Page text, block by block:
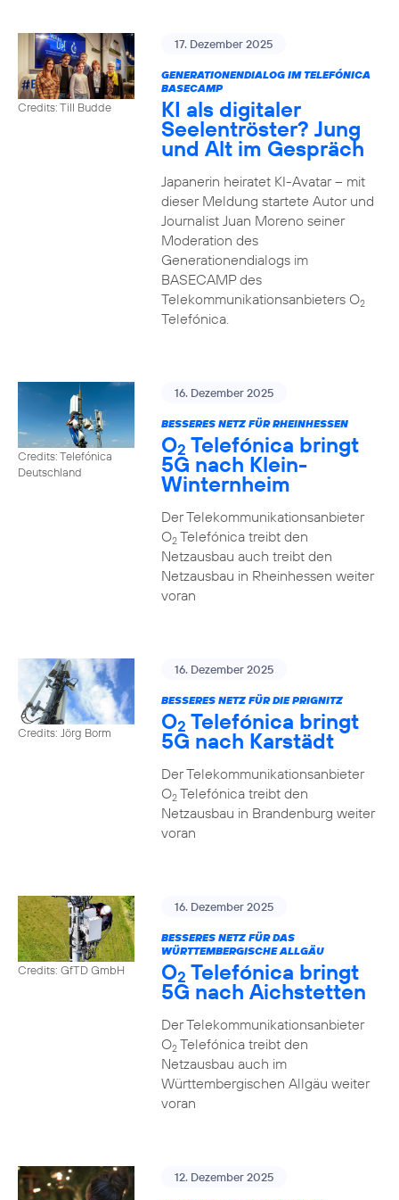
Credits: Till Budde
17. Dezember 2025
GENERATIONENDIALOG IM TELEFÓNICA
BASECAMP
KI als digitaler
Seelentröster? Jung
und Alt im Gespräch
Japanerin heiratet KI-Avatar – mit
dieser Meldung startete Autor und
Journalist Juan Moreno seiner
Moderation des
Generationendialogs im
BASECAMP des
Telekommunikationsanbieters O2
Telefónica.
Credits: Telefónica
Deutschland
16. Dezember 2025
BESSERES NETZ FÜR RHEINHESSEN
O2 Telefónica bringt
5G nach Klein-
Winternheim
Der Telekommunikationsanbieter
O2Telefónica treibt den
Netzausbau auch treibt den
Netzausbau in Rheinhessen weiter
voran
Credits: Jörg Borm
16. Dezember 2025
BESSERES NETZ FÜR DIE PRIGNITZ
O2 Telefónica bringt
5G nach Karstädt
Der Telekommunikationsanbieter
O2Telefónica treibt den
Netzausbau in Brandenburg weiter
voran
Credits: GfTD GmbH
16. Dezember 2025
BESSERES NETZ FÜR DAS
WÜRTTEMBERGISCHE ALLGÄU
O2 Telefónica bringt
5G nach Aichstetten
Der Telekommunikationsanbieter
O2Telefónica treibt den
Netzausbau auch im
Württembergischen Allgäu weiter
voran
12. Dezember 2025